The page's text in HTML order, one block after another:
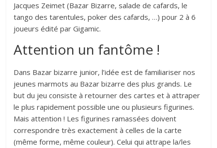
Jacques Zeimet (Bazar Bizarre, salade de cafards, le
tango des tarentules, poker des cafards, …) pour 2 à 6
joueurs édité par Gigamic.
Attention un fantôme !
Dans Bazar bizarre junior, l’idée est de familiariser nos
jeunes marmots au Bazar bizarre des plus grands. Le
but du jeu consiste à retourner des cartes et à attraper
le plus rapidement possible une ou plusieurs figurines.
Mais attention ! Les figurines ramassées doivent
correspondre très exactement à celles de la carte
(même forme, même couleur). Celui qui attrape la/les